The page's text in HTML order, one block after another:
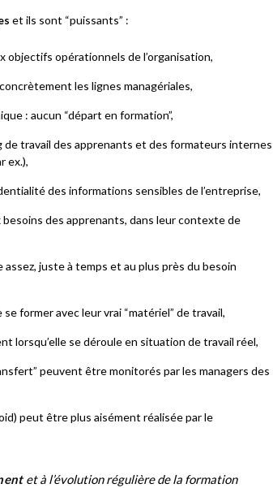
et ils sont “puissants” :
opérationnels de l’organisation,
les lignes managériales,
: aucun “départ en formation”,
travail des apprenants et des formateurs internes
ex.),
des informations sensibles de l’entreprise,
des apprenants, dans leur contexte de
juste à temps et au plus près du besoin
former avec leur vrai “matériel” de travail,
lorsqu’elle se déroule en situation de travail réel,
peuvent être monitorés par les managers des
peut être plus aisément réalisée par le
et à l’évolution régulière de la formation